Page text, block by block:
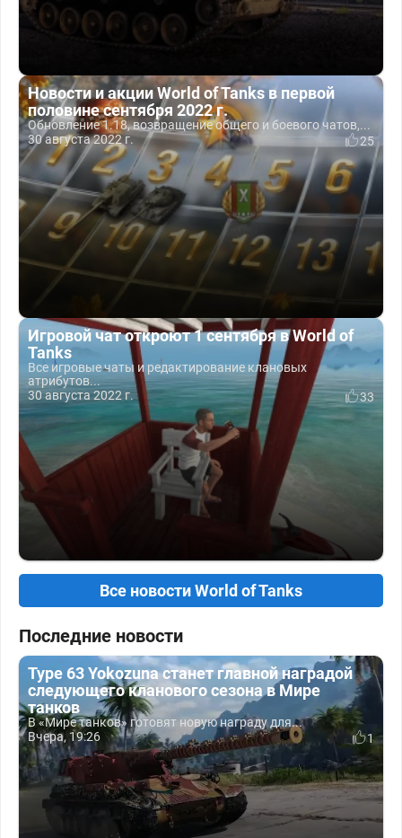
Новости и акции World of Tanks в первой
половине сентября 2022 г.
Обновление 1.18, возвращение общего и боевого чатов,...
30 августа 2022 г.
25
Игровой чат откроют 1 сентября в World of
Tanks
Все игровые чаты и редактирование клановых
атрибутов...
30 августа 2022 г.
33
Все новости World of Tanks
Последние новости
Type 63 Yokozuna станет главной наградой
следующего кланового сезона в Мире
танков
В «Мире танков» готовят новую награду для...
Вчера, 19:26
1